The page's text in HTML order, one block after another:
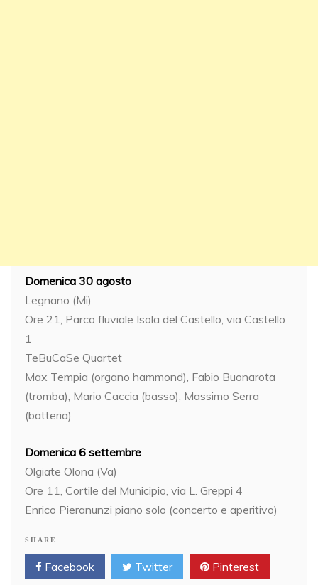
Domenica 30 agosto
Legnano (Mi)
Ore 21, Parco fluviale Isola del Castello, via Castello
1
TeBuCaSe Quartet
Max Tempia (organo hammond), Fabio Buonarota
(tromba), Mario Caccia (basso), Massimo Serra
(batteria)
Domenica 6 settembre
Olgiate Olona (Va)
Ore 11, Cortile del Municipio, via L. Greppi 4
Enrico Pieranunzi piano solo (concerto e aperitivo)
SHARE
Facebook Twitter Pinterest